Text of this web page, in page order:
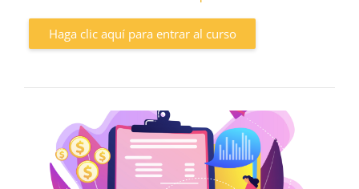
Haga clic aquí para entrar al curso